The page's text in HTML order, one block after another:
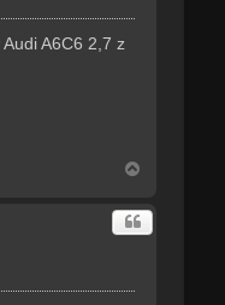
A6C6 2,7 z
g